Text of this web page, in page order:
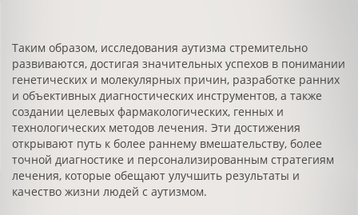
Таким образом, исследования аутизма стремительно
развиваются, достигая значительных успехов в понимании
генетических и молекулярных причин, разработке ранних
и объективных диагностических инструментов, а также
создании целевых фармакологических, генных и
технологических методов лечения. Эти достижения
открывают путь к более раннему вмешательству, более
точной диагностике и персонализированным стратегиям
лечения, которые обещают улучшить результаты и
качество жизни людей с аутизмом.